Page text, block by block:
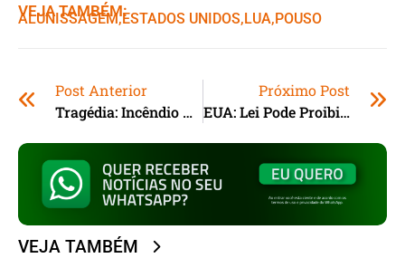
VEJA TAMBÉM:
ALUNISSAGEM,ㅤESTADOS UNIDOS,ㅤLUA,ㅤPOUSO
Post Anterior
Tragédia: Incêndio Devasta Prédio E Mata 10 Pessoas Na Espanha
Próximo Post
EUA: Lei Pode Proibir Uso De Redes Sociais Para Menores De 16 Anos
VEJA TAMBÉM